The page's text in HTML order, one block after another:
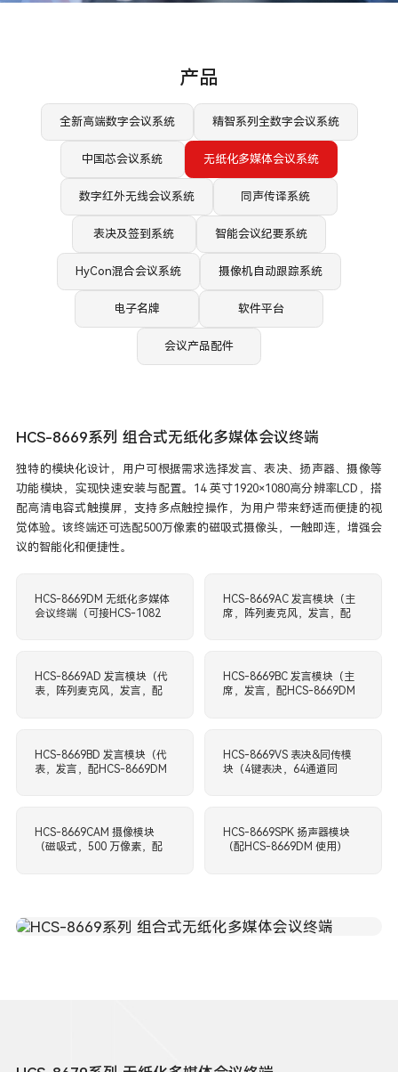
产品
全新高端数字会议系统 精智系列全数字会议系统
中国芯会议系统 无纸化多媒体会议系统
数字红外无线会议系统 同声传译系统
表决及签到系统 智能会议纪要系统
HyCon混合会议系统 摄像机自动跟踪系统
电子名牌 软件平台
会议产品配件
HCS-8669系列 组合式无纸化多媒体会议终端
独特的模块化设计，用户可根据需求选择发言、表决、扬声器、摄像等
功能模块，实现快速安装与配置。14 英寸1920×1080高分辨率LCD，搭
配高清电容式触摸屏，支持多点触控操作，为用户带来舒适而便捷的视
觉体验。该终端还可选配500万像素的磁吸式摄像头，一触即连，增强会
议的智能化和便捷性。
HCS-8669DM 无纸化多媒体
会议终端（可接HCS-1082
HCS-8669AC 发言模块（主
席，阵列麦克风，发言，配
HCS-8669AD 发言模块（代
表，阵列麦克风，发言，配
HCS-8669BC 发言模块（主
席，发言，配HCS-8669DM
HCS-8669BD 发言模块（代
表，发言，配HCS-8669DM
HCS-8669VS 表决&同传模
块（4键表决，64通道同
HCS-8669CAM 摄像模块
（磁吸式，500 万像素，配
HCS-8669SPK 扬声器模块
（配HCS-8669DM 使用）